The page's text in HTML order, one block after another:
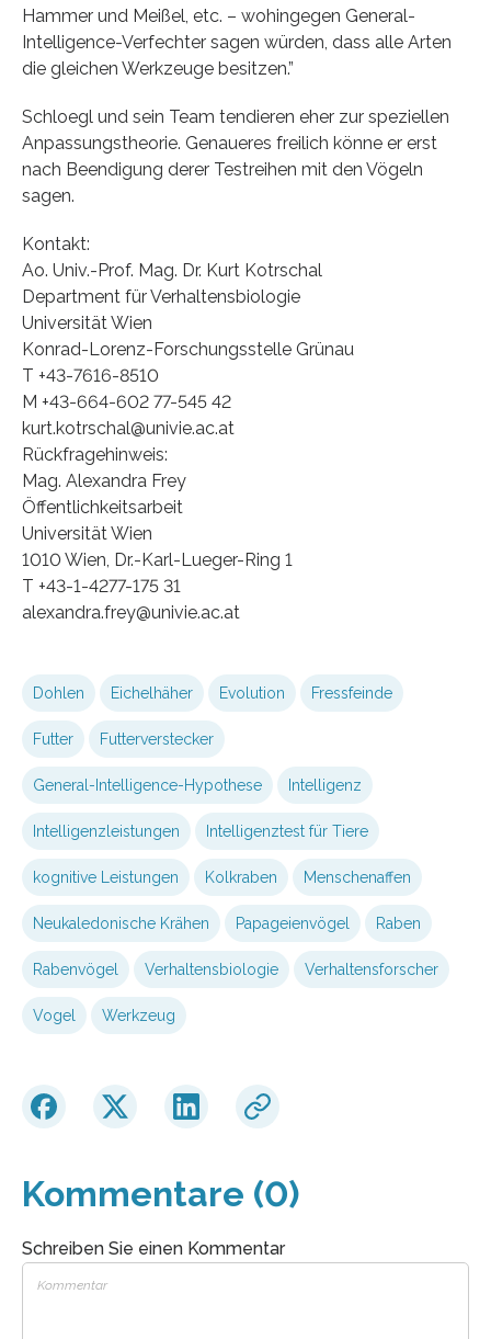
Hammer und Meißel, etc. – wohingegen General-
Intelligence-Verfechter sagen würden, dass alle Arten
die gleichen Werkzeuge besitzen.”
Schloegl und sein Team tendieren eher zur speziellen
Anpassungstheorie. Genaueres freilich könne er erst
nach Beendigung derer Testreihen mit den Vögeln
sagen.
Kontakt:
Ao. Univ.-Prof. Mag. Dr. Kurt Kotrschal
Department für Verhaltensbiologie
Universität Wien
Konrad-Lorenz-Forschungsstelle Grünau
T +43-7616-8510
M +43-664-602 77-545 42
kurt.kotrschal@univie.ac.at
Rückfragehinweis:
Mag. Alexandra Frey
Öffentlichkeitsarbeit
Universität Wien
1010 Wien, Dr.-Karl-Lueger-Ring 1
T +43-1-4277-175 31
alexandra.frey@univie.ac.at
Dohlen Eichelhäher Evolution Fressfeinde
Futter Futterverstecker
General-Intelligence-Hypothese Intelligenz
Intelligenzleistungen Intelligenztest für Tiere
kognitive Leistungen Kolkraben Menschenaffen
Neukaledonische Krähen Papageienvögel Raben
Rabenvögel Verhaltensbiologie Verhaltensforscher
Vogel Werkzeug
Kommentare (0)
Schreiben Sie einen Kommentar